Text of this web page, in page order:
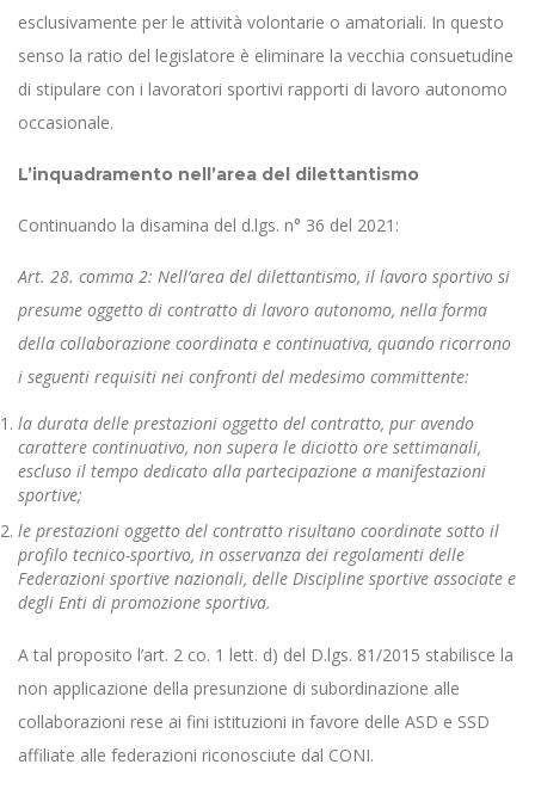
esclusivamente per le attività volontarie o amatoriali. In questo
senso la ratio del legislatore è eliminare la vecchia consuetudine
di stipulare con i lavoratori sportivi rapporti di lavoro autonomo
occasionale.
L’inquadramento nell’area del dilettantismo
Continuando la disamina del d.lgs. n° 36 del 2021:
Art. 28. comma 2: Nell’area del dilettantismo, il lavoro sportivo si
presume oggetto di contratto di lavoro autonomo, nella forma
della collaborazione coordinata e continuativa, quando ricorrono
i seguenti requisiti nei confronti del medesimo committente:
la durata delle prestazioni oggetto del contratto, pur avendo
carattere continuativo, non supera le diciotto ore settimanali,
escluso il tempo dedicato alla partecipazione a manifestazioni
sportive;
le prestazioni oggetto del contratto risultano coordinate sotto il
profilo tecnico-sportivo, in osservanza dei regolamenti delle
Federazioni sportive nazionali, delle Discipline sportive associate e
degli Enti di promozione sportiva.
A tal proposito l’art. 2 co. 1 lett. d) del D.lgs. 81/2015 stabilisce la
non applicazione della presunzione di subordinazione alle
collaborazioni rese ai fini istituzioni in favore delle ASD e SSD
affiliate alle federazioni riconosciute dal CONI.